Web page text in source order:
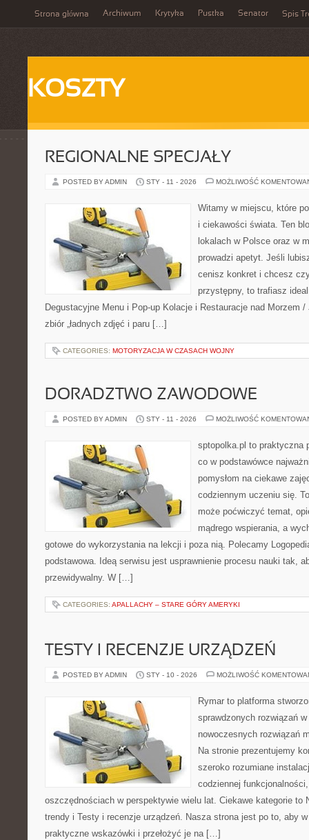
Strona główna Archiwum Krytyka Pustka Senator Spis
KOSZTY
REGIONALNE SPECJAŁY
POSTED BY ADMIN STY - 11 - 2026 MOŻLIWOŚĆ
Witamy w miejscu, które
i ciekawości świata. Ten
lokalach w Polsce oraz w
prowadzi apetyt. Jeśli
cenisz konkret i chcesz
przystępny, to trafiasz
Degustacyjne Menu i Pop-up Kolacje i Restauracje nad Morzem
zbiór „ładnych zdjęć i paru […]
CATEGORIES: MOTORYZACJA W CZASACH WOJNY
DORADZTWO ZAWODOWE
POSTED BY ADMIN STY - 11 - 2026 MOŻLIWOŚĆ
sptopolka.pl to praktyczna
co w podstawówce
pomysłom na ciekawe
codziennym uczeniu się.
może poćwiczyć temat,
mądrego wspierania, a
gotowe do wykorzystania na lekcji i poza nią. Polecamy
podstawowa. Ideą serwisu jest usprawnienie procesu nauki tak,
przewidywalny. W […]
CATEGORIES: APALLACHY – STARE GÓRY AMERYKI
TESTY I RECENZJE URZĄDZEŃ
POSTED BY ADMIN STY - 10 - 2026 MOŻLIWOŚĆ
Rymar to platforma
sprawdzonych rozwiązań
nowoczesnych rozwiązań
Na stronie prezentujemy
szeroko rozumiane
codziennej
oszczędnościach w perspektywie wielu lat. Ciekawe kategorie to
trendy i Testy i recenzje urządzeń. Nasza strona jest po to, aby
praktyczne wskazówki i przełożyć je na […]